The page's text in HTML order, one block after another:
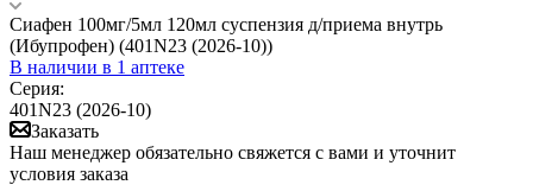
Сиафен 100мг/5мл 120мл суспензия д/приема внутрь
(Ибупрофен) (401N23 (2026-10))
В наличии в 1 аптеке
Серия:
401N23 (2026-10)
Заказать
Наш менеджер обязательно свяжется с вами и уточнит
условия заказа